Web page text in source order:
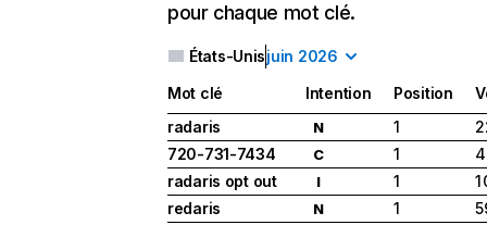
pour chaque mot clé.
États-Unisjuin 2026
Mot clé Intention Position
radaris
N 1
720-731-7434
C 1
radaris opt out
I 1
1
redaris
N 1